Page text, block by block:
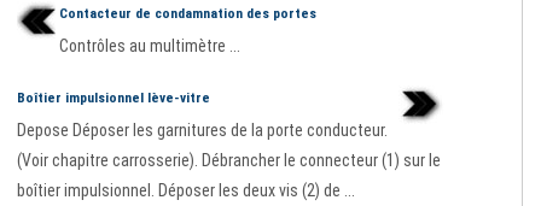
Contacteur de condamnation des portes
Contrôles au multimètre ...
Boîtier impulsionnel lève-vitre
Depose Déposer les garnitures de la porte conducteur.
(Voir chapitre carrosserie). Débrancher le connecteur (1) sur le
boîtier impulsionnel. Déposer les deux vis (2) de ...